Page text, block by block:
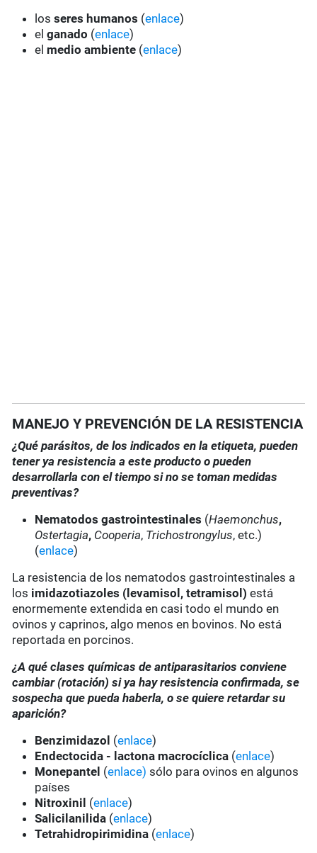
losseres humanos (enlace)
elganado (enlace)
el medio ambiente (enlace)
MANEJO Y PREVENCIÓN DE LA RESISTENCIA
¿Qué parásitos, de los indicados en la etiqueta, pueden
tener ya resistencia a este producto o pueden
desarrollarla con el tiempo si no se toman medidas
preventivas?
Nematodos gastrointestinales (Haemonchus,
Ostertagia, Cooperia, Trichostrongylus, etc.)
(enlace)
La resistencia de los nematodos gastrointestinales a
los imidazotiazoles (levamisol, tetramisol) está
enormemente extendida en casi todo el mundo en
ovinos y caprinos, algo menos en bovinos. No está
reportada en porcinos.
¿A qué clases químicas de antiparasitarios conviene
cambiar (rotación) si ya hay resistencia confirmada, se
sospecha que pueda haberla, o se quiere retardar su
aparición?
Benzimidazol (enlace)
Endectocida - lactona macrocíclica (enlace)
Monepantel (enlace) sólo para ovinos en algunos
países
Nitroxinil (enlace)
Salicilanilida (enlace)
Tetrahidropirimidina (enlace)